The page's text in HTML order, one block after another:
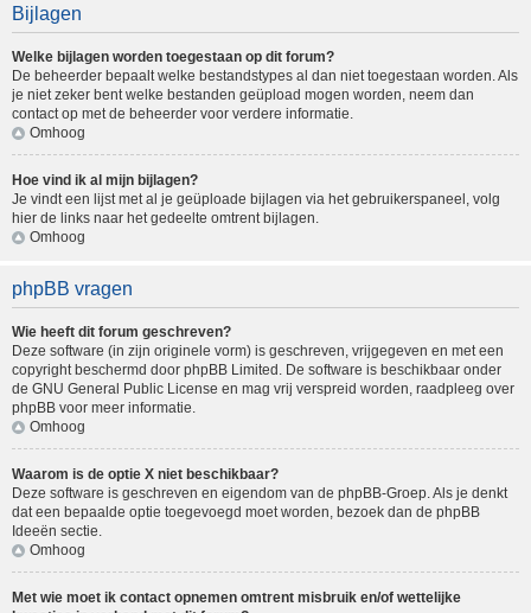
Bijlagen
Welke bijlagen worden toegestaan op dit forum?
De beheerder bepaalt welke bestandstypes al dan niet toegestaan worden. Als
je niet zeker bent welke bestanden geüpload mogen worden, neem dan
contact op met de beheerder voor verdere informatie.
Omhoog
Hoe vind ik al mijn bijlagen?
Je vindt een lijst met al je geüploade bijlagen via het gebruikerspaneel, volg
hier de links naar het gedeelte omtrent bijlagen.
Omhoog
phpBB vragen
Wie heeft dit forum geschreven?
Deze software (in zijn originele vorm) is geschreven, vrijgegeven en met een
copyright beschermd door phpBB Limited . De software is beschikbaar onder
de GNU General Public License en mag vrij verspreid worden, raadpleeg over
phpBB voor meer informatie.
Omhoog
Waarom is de optie X niet beschikbaar?
Deze software is geschreven en eigendom van de phpBB-Groep. Als je denkt
dat een bepaalde optie toegevoegd moet worden, bezoek dan de phpBB
Ideeën sectie.
Omhoog
Met wie moet ik contact opnemen omtrent misbruik en/of wettelijke